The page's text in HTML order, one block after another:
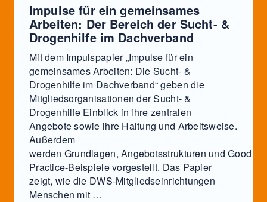
Impulse für ein gemeinsames
Arbeiten: Der Bereich der Sucht- &
Drogenhilfe im Dachverband
Mit dem Impulspapier „Impulse für ein
gemeinsames Arbeiten: Die Sucht- &
Drogenhilfe im Dachverband“ geben die
Mitgliedsorganisationen der Sucht- &
Drogenhilfe Einblick in ihre zentralen
Angebote sowie ihre Haltung und Arbeitsweise.
Außerdem
werden Grundlagen, Angebotsstrukturen und Good
Practice-Beispiele vorgestellt. Das Papier
zeigt, wie die DWS-Mitgliedseinrichtungen
Menschen mit …